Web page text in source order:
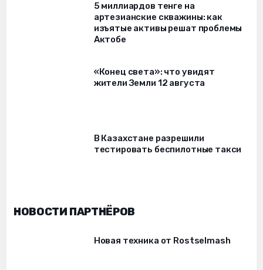
5 миллиардов тенге на
артезианские скважины: как
изъятые активы решат проблемы
Актобе
«Конец света»: что увидят
жители Земли 12 августа
В Казахстане разрешили
тестировать беспилотные такси
НОВОСТИ ПАРТНЁРОВ
Новая техника от Rostselmash